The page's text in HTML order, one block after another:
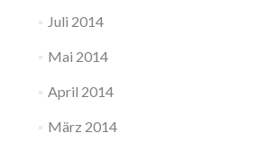
Juli 2014
Mai 2014
April 2014
März 2014